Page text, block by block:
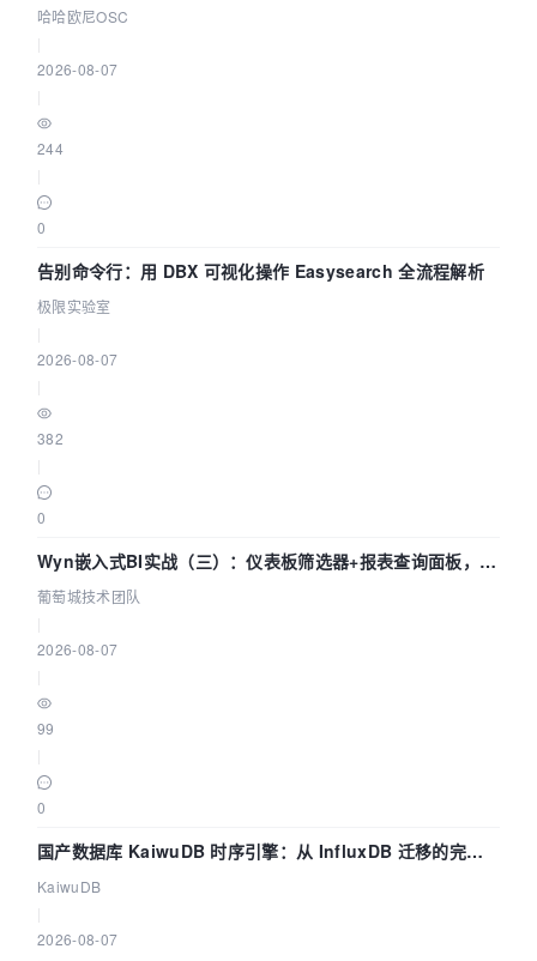
智能 Agent 应用
哈哈欧尼OSC
2026-08-07
244
0
告别命令行：用 DBX 可视化操作 Easysearch 全流程解析
极限实验室
2026-08-07
382
0
Wyn嵌入式BI实战（三）：仪表板筛选器+报表查询面板，参
数联动全闭环
葡萄城技术团队
2026-08-07
99
0
国产数据库 KaiwuDB 时序引擎：从 InfluxDB 迁移的完整
技术路径
KaiwuDB
2026-08-07